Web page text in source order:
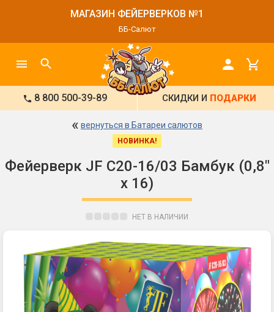
МАГАЗИН ФЕЙЕРВЕРКОВ №1
ББ-Салют
8 800 500-39-89 СКИДКИ И ПОДАРКИ
« вернуться в Батареи салютов
НОВИНКА!
Фейерверк JF C20-16/03 Бамбук (0,8"
х 16)
НЕТ В НАЛИЧИИ